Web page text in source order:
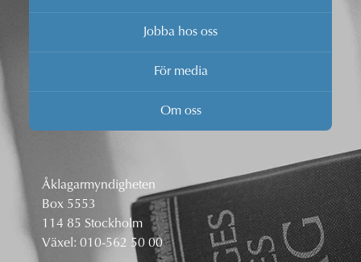
Jobba hos oss
För media
Om oss
Åklagarmyndigheten
Box 5553
114 85 Stockholm
Växel: 010-562 50 00